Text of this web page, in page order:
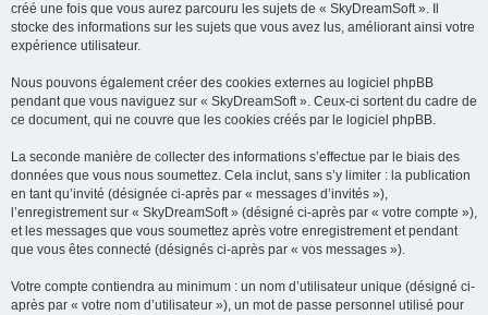
créé une fois que vous aurez parcouru les sujets de « SkyDreamSoft ». Il
stocke des informations sur les sujets que vous avez lus, améliorant ainsi votre
expérience utilisateur.
Nous pouvons également créer des cookies externes au logiciel phpBB
pendant que vous naviguez sur « SkyDreamSoft ». Ceux-ci sortent du cadre de
ce document, qui ne couvre que les cookies créés par le logiciel phpBB.
La seconde manière de collecter des informations s’effectue par le biais des
données que vous nous soumettez. Cela inclut, sans s’y limiter : la publication
en tant qu’invité (désignée ci-après par « messages d’invités »),
l’enregistrement sur « SkyDreamSoft » (désigné ci-après par « votre compte »),
et les messages que vous soumettez après votre enregistrement et pendant
que vous êtes connecté (désignés ci-après par « vos messages »).
Votre compte contiendra au minimum : un nom d’utilisateur unique (désigné ci-
après par « votre nom d’utilisateur »), un mot de passe personnel utilisé pour